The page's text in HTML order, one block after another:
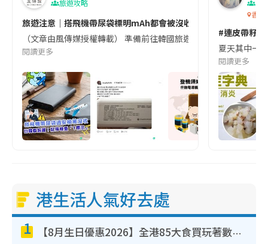
旅遊攻略
旅遊注意｜搭飛機帶尿袋標明mAh都會被沒收😱出發前切記檢查
（文章由風傳媒授權轉載） 準備前往韓國旅遊的民眾，近期要
閱讀更多
香港
#連皮帶籽
夏天其中一
閱讀更多
港生活人氣好去處
1 【8月生日優惠2026】全港85大食買玩著數攻略 自助餐/火鍋放題同行免費＋誠品/DONKI送現金券